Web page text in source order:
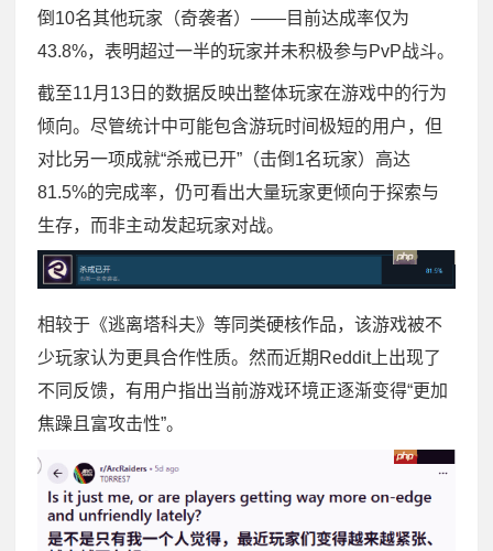
倒10名其他玩家（奇袭者）——目前达成率仅为
43.8%，表明超过一半的玩家并未积极参与PvP战斗。
截至11月13日的数据反映出整体玩家在游戏中的行为
倾向。尽管统计中可能包含游玩时间极短的用户，但
对比另一项成就“杀戒已开”（击倒1名玩家）高达
81.5%的完成率，仍可看出大量玩家更倾向于探索与
生存，而非主动发起玩家对战。
相较于《逃离塔科夫》等同类硬核作品，该游戏被不
少玩家认为更具合作性质。然而近期Reddit上出现了
不同反馈，有用户指出当前游戏环境正逐渐变得“更加
焦躁且富攻击性”。